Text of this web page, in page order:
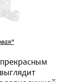
прекрасным